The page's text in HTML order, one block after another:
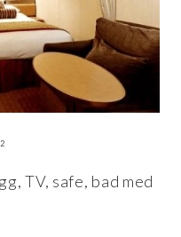
TV, safe, bad med